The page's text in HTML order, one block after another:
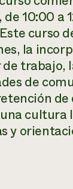
10:00 a
curso
la
trabajo,
de
de
cultura
y